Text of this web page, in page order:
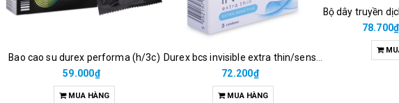
Bao cao su durex performa (h/3c)
59.000₫
MUA HÀNG
72.200₫
MUA HÀNG
Bộ dây truyền
78.700₫